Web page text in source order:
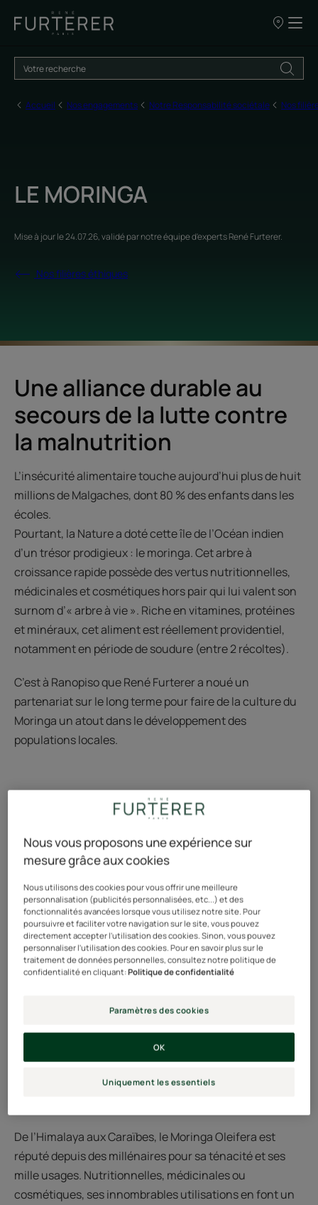
NOS
VENTE
Accueil Nos engagements Notre Responsabilité sociétale Nos
LE MORINGA
Mise à jour le24.07.26, validé parnotre équipe d'experts René Furterer.
Nos filières éthiques
Une alliance durable au
secours de la lutte contre
la malnutrition
L’insécurité alimentaire touche aujourd’hui plus de huit
millions de Malgaches, dont 80 % des enfants dans les
écoles.
Pourtant, la Nature a doté cette île de l’Océan indien
d’un trésor prodigieux : le moringa. Cet arbre à
croissance rapide possède des vertus nutritionnelles,
médicinales et cosmétiques hors pair qui lui valent son
surnom d’« arbre à vie ». Riche en vitamines, protéines
et minéraux, cet aliment est réellement providentiel,
notamment en période de soudure (entre 2 récoltes).
C’est à Ranopiso que René Furterer a noué un
partenariat sur le long terme pour faire de la culture du
Moringa un atout dans le développement des
populations locales.
De l’Himalaya aux Caraïbes, le Moringa Oleifera est
réputé depuis des millénaires pour sa ténacité et ses
mille usages. Nutritionnelles, médicinales ou
cosmétiques, ses innombrables utilisations en font un
Nous vous proposons une expérience sur
mesure grâce aux cookies
Nous utilisons des cookies pour vous offrir une meilleure
personnalisation (publicités personnalisées, etc...) et des
fonctionnalités avancées lorsque vous utilisez notre site. Pour
poursuivre et faciliter votre navigation sur le site, vous pouvez
directement accepter l'utilisation des cookies. Sinon, vous pouvez
personnaliser l'utilisation des cookies. Pour en savoir plus sur le
traitement de données personnelles, consultez notre politique de
confidentialité en cliquant:Politique de confidentialité
Paramètres des cookies
Uniquement les essentiels
OK